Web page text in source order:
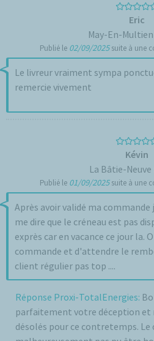
Eric
May-En-
Publié le 02/09/2025suite à une
Le livreur vraiment sympa
remercie vivement
Kévin
La Bâtie-Neuve
Publié le 01/09/2025suite à une
Après avoir validé ma
me dire que le créneau est pas
exprès car en vacance ce jour la.
commande et d'attendre le
client régulier pas top ....
Réponse Proxi-TotalEnergies:
parfaitement votre déception et
désolés pour ce contretemps. Le